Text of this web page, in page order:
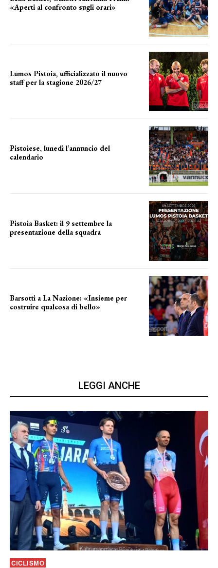
«Aperti al confronto sugli orari»
Lumos Pistoia, ufficializzato il nuovo
staff per la stagione 2026/27
Pistoiese, lunedì l’annuncio del
calendario
Pistoia Basket: il 9 settembre la
presentazione della squadra
Barsotti a La Nazione: «Insieme per
costruire qualcosa di bello»
LEGGI ANCHE
CICLISMO